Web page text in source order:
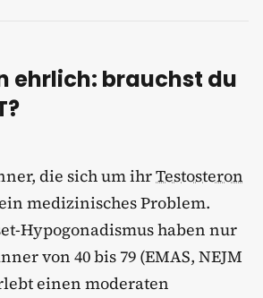
ehrlich: brauchst du
die sich um ihrTestosteron
medizinisches Problem.
Hypogonadismus haben nur
von 40 bis 79 (EMAS, NEJM
einen moderaten